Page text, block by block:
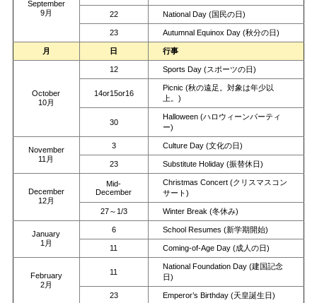
September
9月
22 National Day (国民の日)
23 Autumnal Equinox Day (秋分の日)
月 日 行事
October
10月
12 Sports Day (スポーツの日)
14or15or16
Picnic (秋の遠足。対象は年少以
上。)
30
Halloween (ハロウィーンパーティ
ー)
November
11月
3 Culture Day (文化の日)
23 Substitute Holiday (振替休日)
December
12月
Mid-
December
Christmas Concert (クリスマスコン
サート)
27～1/3 Winter Break (冬休み)
January
1月
6 School Resumes (新学期開始)
11 Coming-of-Age Day (成人の日)
February
2月
11
National Foundation Day (建国記念
日)
23 Emperor’s Birthday (天皇誕生日)